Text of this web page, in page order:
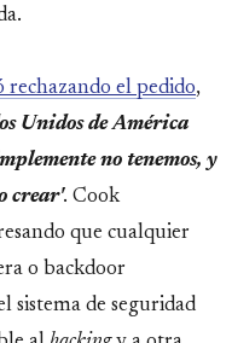
rechazando el pedido,
Unidos de América
no tenemos, y
crear'. Cook
que cualquier
o backdoor
sistema de seguridad